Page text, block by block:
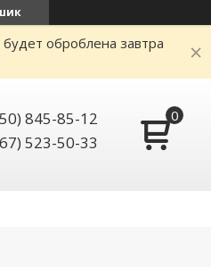
будет оброблена завтра
845-85-12
523-50-33